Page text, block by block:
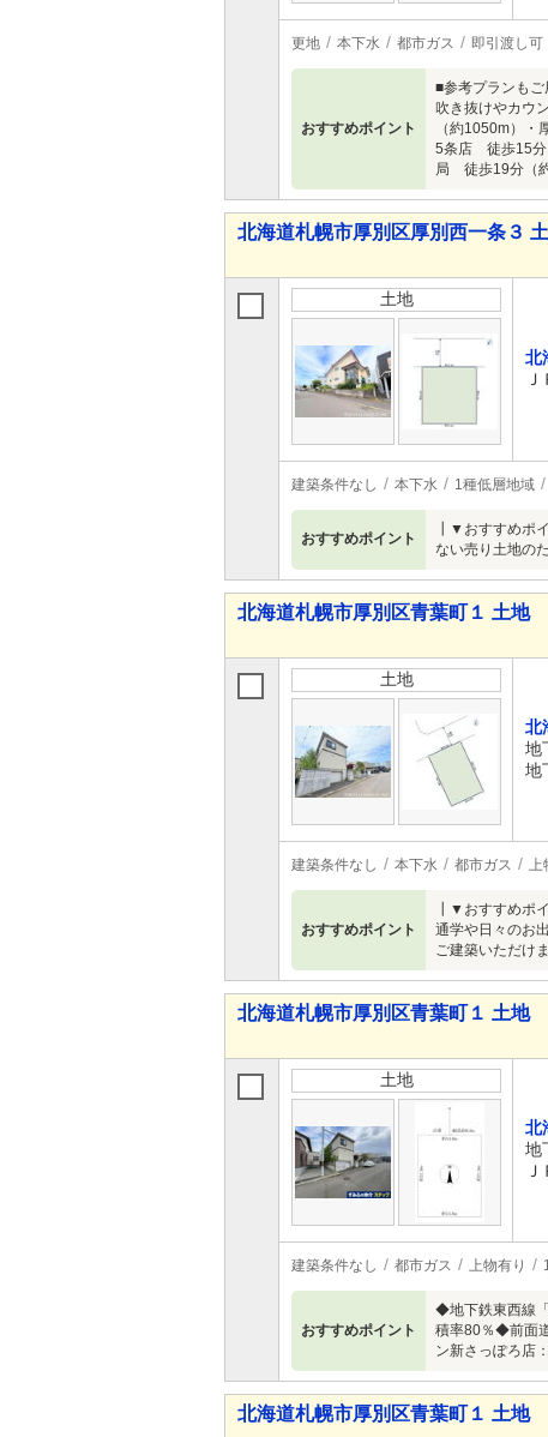
更地 本下水 都市ガス 即引渡し可
おすすめポイント
■参考プランも
吹き抜けやカウ
（約1050m）
5条店 徒歩15分
局 徒歩19分（
北海道札幌市厚別区厚別西一条３
土地
北
建築条件なし 本下水 1種低層地域
おすすめポイント
┃▼おすすめ
ない売り土地の
北海道札幌市厚別区青葉町１ 土地
土地
北
地
地
建築条件なし 本下水 都市ガス 上
おすすめポイント
┃▼おすすめ
通学や日々のお
ご建築いただけ
北海道札幌市厚別区青葉町１ 土地
土地
北
地
建築条件なし 都市ガス 上物有り
おすすめポイント
◆地下鉄東西線
積率80％◆前面
ン新さっぽろ店
北海道札幌市厚別区青葉町１ 土地